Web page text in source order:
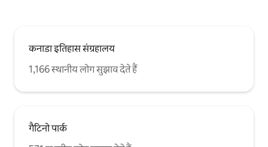
कनाडा इतिहास संग्रहालय
1,166 स्थानीय लोग सुझाव देते हैं
गैटिनो पार्क